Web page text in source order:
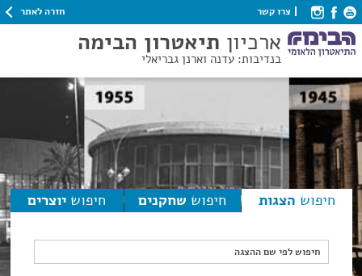
צרו קשר חזרה לאתר
ארכיון תיאטרון הבימה
בנדיבות: עדנה וארנן גבריאלי
חיפוש הצגות חיפוש שחקנים חיפוש יוצרים
חיפוש לפי שם ההצגה